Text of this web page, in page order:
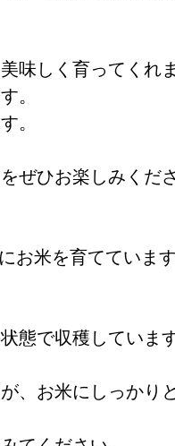
味しく育ってくれま
。
。
ぜひお楽しみくださ
米を育てています
態で収穫しています
、お米にしっかり